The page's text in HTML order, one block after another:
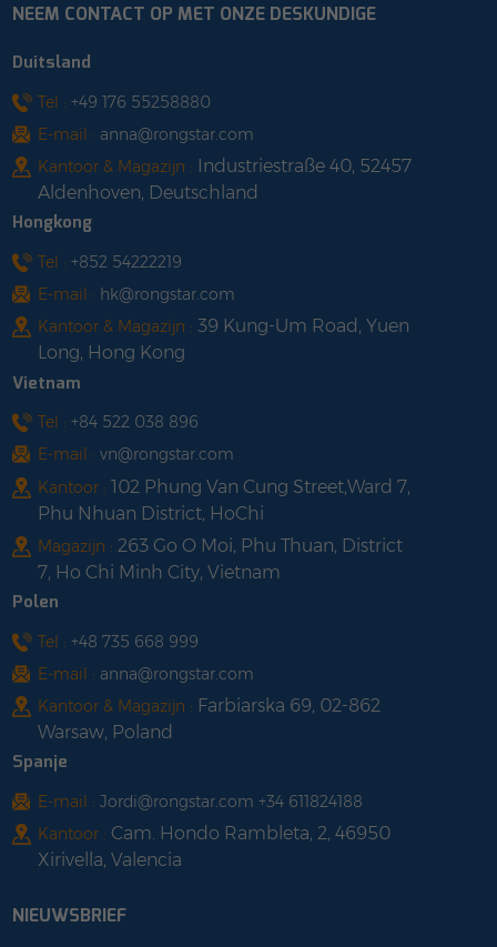
NEEM CONTACT OP MET ONZE DESKUNDIGE
Duitsland
Tel : +49 176 55258880
E-mail : anna@rongstar.com
Kantoor & Magazijn : Industriestraße 40, 52457
Aldenhoven, Deutschland
Hongkong
Tel : +852 54222219
E-mail : hk@rongstar.com
Kantoor & Magazijn : 39 Kung-Um Road, Yuen
Long, Hong Kong
Vietnam
Tel : +84 522 038 896
E-mail : vn@rongstar.com
Kantoor : 102 Phung Van Cung Street,Ward 7,
Phu Nhuan District, HoChi
Magazijn : 263 Go O Moi, Phu Thuan, District
7, Ho Chi Minh City, Vietnam
Polen
Tel : +48 735 668 999
E-mail : anna@rongstar.com
Kantoor & Magazijn : Farbiarska 69, 02-862
Warsaw, Poland
Spanje
E-mail : Jordi@rongstar.com +34 611824188
Kantoor : Cam. Hondo Rambleta, 2, 46950
Xirivella, Valencia
NIEUWSBRIEF